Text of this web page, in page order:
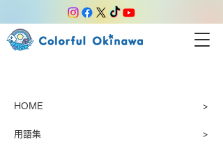
HOME >
用語集 >